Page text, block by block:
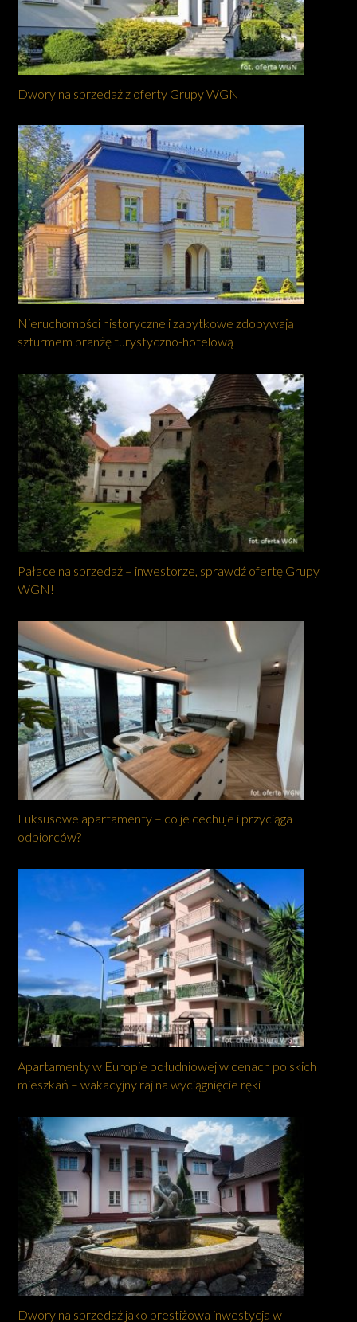
Dwory na sprzedaż z oferty Grupy WGN
Nieruchomości historyczne i zabytkowe zdobywają
szturmem branżę turystyczno-hotelową
Pałace na sprzedaż – inwestorze, sprawdź ofertę Grupy
WGN!
Luksusowe apartamenty – co je cechuje i przyciąga
odbiorców?
Apartamenty w Europie południowej w cenach polskich
mieszkań – wakacyjny raj na wyciągnięcie ręki
Dwory na sprzedaż jako prestiżowa inwestycja w